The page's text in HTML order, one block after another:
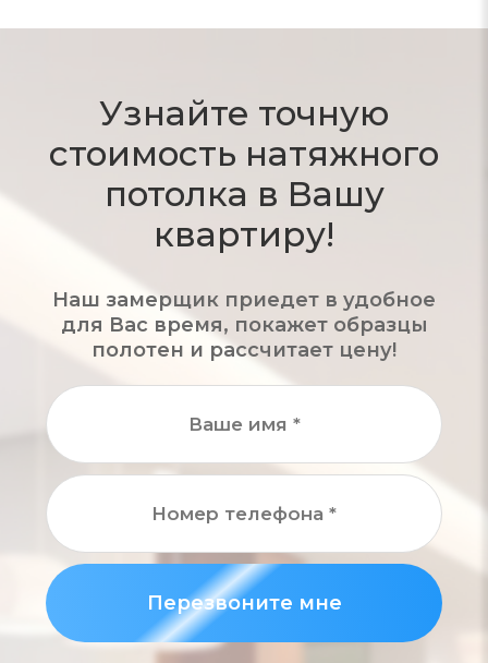
Узнайте точную
стоимость натяжного
потолка в Вашу
квартиру!
Наш замерщик приедет в удобное
для Вас время, покажет образцы
полотен и рассчитает цену!
Перезвоните мне